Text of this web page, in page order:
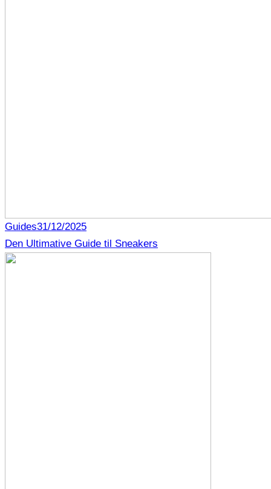
Guides31/12/2025
Den Ultimative Guide til Sneakers